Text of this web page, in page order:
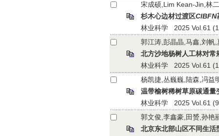
宋成硕,Lim Kean-Jin,林
杉木心边材过渡区ClBFN
林业科学 2025 Vol.61
郭江涛,彭晶晶,马鑫,刘帆,
北方沙地杨树人工林对常
林业科学 2025 Vol.61
杨凯捷,丛巍巍,陆森,冯益
温带榆树稀树草原碳通
林业科学 2025 Vol.61
郭文俊,李鑫豪,田赟,孙艳
北京东北部山区不同生